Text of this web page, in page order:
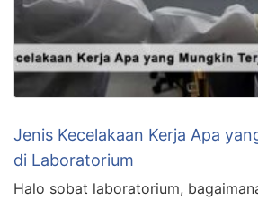
Jenis Kecelakaan Kerja Apa
di Laboratorium
Halo sobat laboratorium,